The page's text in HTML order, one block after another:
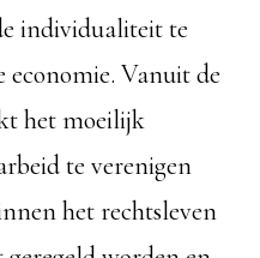
individualiteit te
economie. Vanuit de
het moeilijk
te verenigen
het rechtsleven